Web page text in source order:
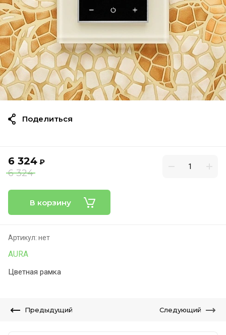
6 324 ₽
6 324
В корзину
Артикул: нет
AURA
Цветная рамка
Поделиться
Предыдущий Следующий